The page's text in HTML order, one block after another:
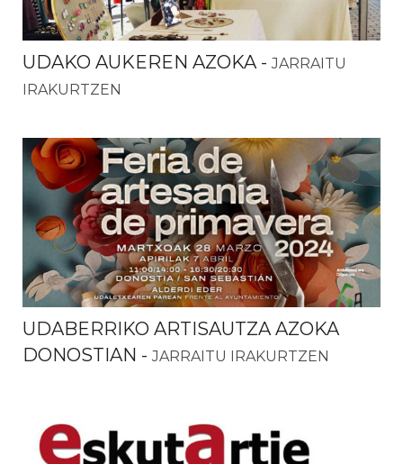
UDAKO AUKEREN AZOKA -JARRAITU
IRAKURTZEN
UDABERRIKO ARTISAUTZA AZOKA
DONOSTIAN -JARRAITU IRAKURTZEN